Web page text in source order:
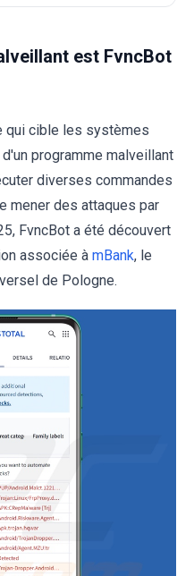
est FvncBot
qui cible les systèmes
programme malveillant
diverses commandes
mener des attaques par
FvncBot a été découvert
associée à mBank, le
de Pologne.